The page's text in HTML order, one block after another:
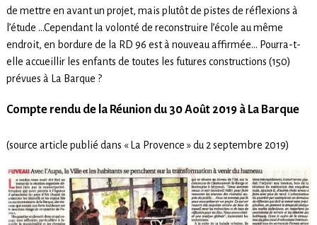
de mettre en avant un projet, mais plutôt de pistes de réflexions à
l’étude …Cependant la volonté de reconstruire l’école au même
endroit, en bordure de la RD 96 est à nouveau affirmée… Pourra-t-
elle accueillir les enfants de toutes les futures constructions (150)
prévues à La Barque ?
Compte rendu de la Réunion du 30 Août 2019 à La Barque
(source article publié dans « La Provence » du 2 septembre 2019)